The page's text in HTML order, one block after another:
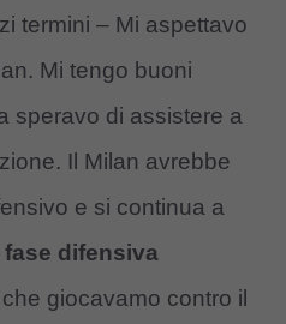
termini – Mi aspettavo
Mi tengo buoni
speravo di assistere a
Il Milan avrebbe
e si continua a
fase difensiva
giocavamo contro il